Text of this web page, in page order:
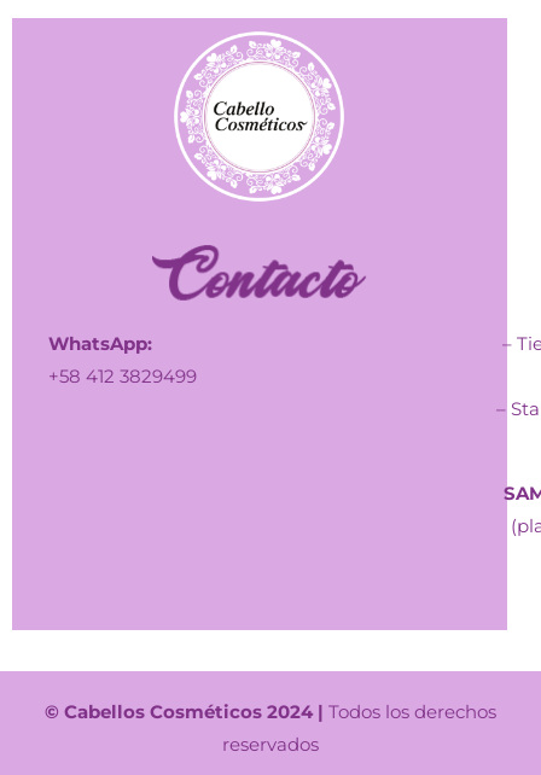
WhatsApp:
+58 412 3829499
–
–
© Cabellos Cosméticos 2024 | Todos los derechos
reservados